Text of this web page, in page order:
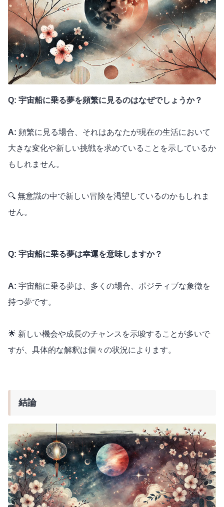
Q: 宇宙船に乗る夢を頻繁に見るのはなぜでしょうか？
A: 頻繁に見る場合、それはあなたが現在の生活において
大きな変化や新しい挑戦を求めていることを示しているか
もしれません。
🔍 無意識の中で新しい冒険を渇望しているのかもしれま
せん。
Q: 宇宙船に乗る夢は幸運を意味しますか？
A: 宇宙船に乗る夢は、多くの場合、ポジティブな象徴を
持つ夢です。
🌟 新しい機会や成長のチャンスを示唆することが多いで
すが、具体的な解釈は個々の状況によります。
結論